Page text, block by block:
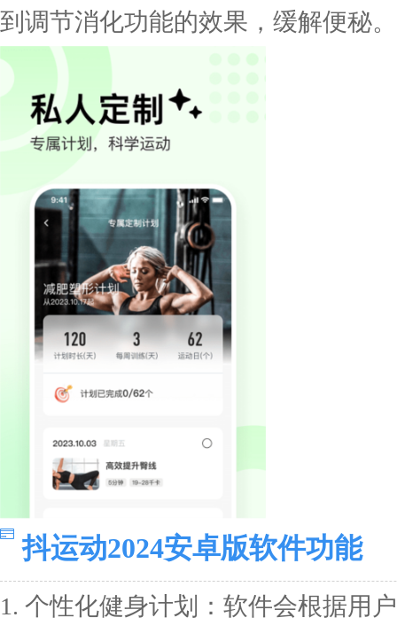
到调节消化功能的效果，缓解便秘。
抖运动2024安卓版软件功能
1. 个性化健身计划：软件会根据用